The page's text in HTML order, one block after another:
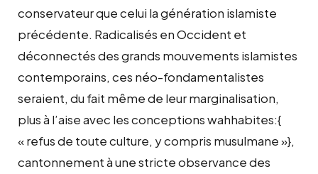
conservateur que celui la génération islamiste
précédente. Radicalisés en Occident et
déconnectés des grands mouvements islamistes
contemporains, ces néo-fondamentalistes
seraient, du fait même de leur marginalisation,
plus à l’aise avec les conceptions wahhabites:{
« refus de toute culture, y compris musulmane »},
cantonnement à une stricte observance des